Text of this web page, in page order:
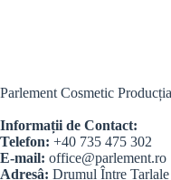
Parlement Cosmetic
Informații de Contact:
Telefon: +40 735 475 302
E-mail: office@parlement.ro
Adresâ: Drumul Între